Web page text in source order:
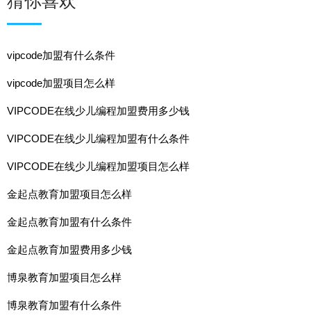
vipcode加盟有什么条件
vipcode加盟项目怎么样
VIPCODE在线少儿编程加盟费用多少钱
VIPCODE在线少儿编程加盟有什么条件
VIPCODE在线少儿编程加盟项目怎么样
金起点教育加盟项目怎么样
金起点教育加盟有什么条件
金起点教育加盟费用多少钱
博泉教育加盟项目怎么样
博泉教育加盟有什么条件